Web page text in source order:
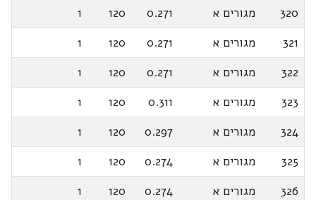
320 מגורים א 0.271
120
1
321
מגורים א 0.271
120
1
322
מגורים א 0.271
120
1
323
מגורים א 0.311
120
1
324
מגורים א 0.297
120
1
325
מגורים א 0.274
120
1
326
מגורים א 0.274
120
1